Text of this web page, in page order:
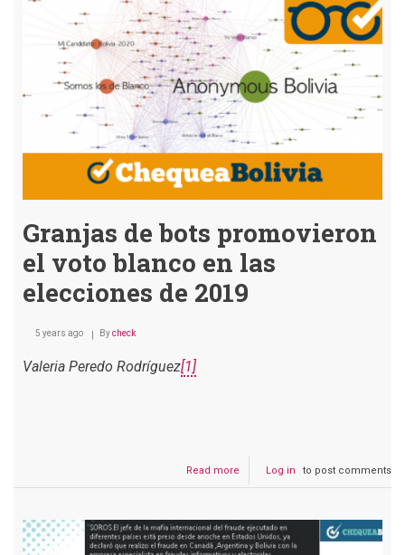
sociales
durante
coyuntura
electoral
Bolivia
Granjas de bots promovieron
el voto blanco en las
elecciones de 2019
5 years ago Bycheck
Valeria Peredo Rodríguez[1]
Read more
Granjas
promovieron
el
Log in to post comments